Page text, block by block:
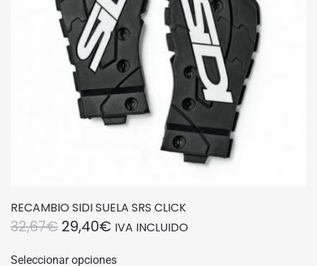
RECAMBIO SIDI SUELA SRS CLICK
32,67€ EL
29,40€EL
IVA INCLUIDO
Seleccionar opciones